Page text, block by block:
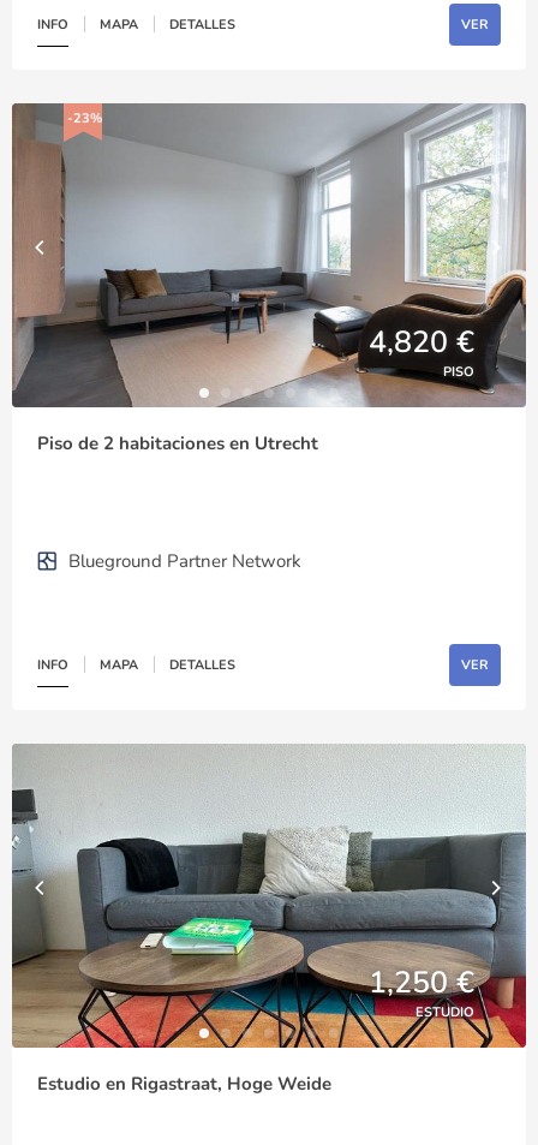
INFO MAPA DETALLES VER
-23%
4,820 €
PISO
Piso de 2 habitaciones en Utrecht
Blueground Partner Network
INFO MAPA DETALLES VER
1,250 €
ESTUDIO
Estudio en Rigastraat, Hoge Weide